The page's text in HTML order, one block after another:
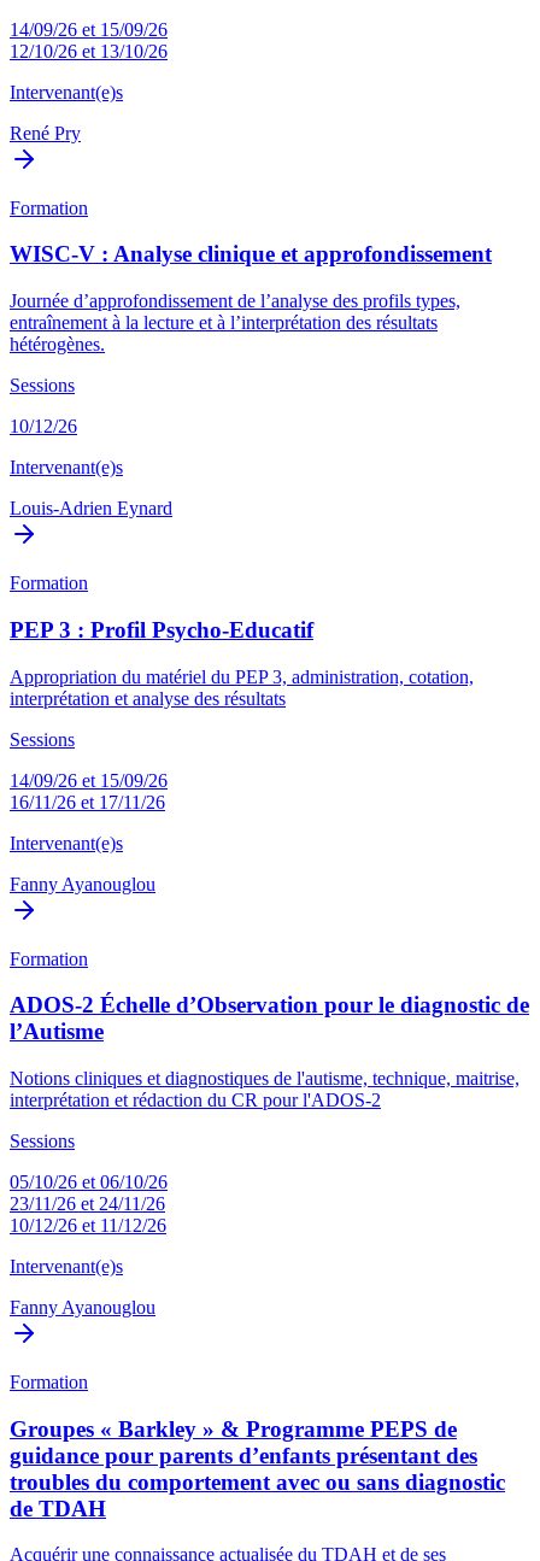
14/09/26 et 15/09/26
12/10/26 et 13/10/26
Intervenant(e)s
René Pry
Formation
WISC-V : Analyse clinique et approfondissement
Journée d’approfondissement de l’analyse des profils types,
entraînement à la lecture et à l’interprétation des résultats
hétérogènes.
Sessions
10/12/26
Intervenant(e)s
Louis-Adrien Eynard
Formation
PEP 3 : Profil Psycho-Educatif
Appropriation du matériel du PEP 3, administration, cotation,
interprétation et analyse des résultats
Sessions
14/09/26 et 15/09/26
16/11/26 et 17/11/26
Intervenant(e)s
Fanny Ayanouglou
Formation
ADOS-2 Échelle d’Observation pour le diagnostic de
l’Autisme
Notions cliniques et diagnostiques de l'autisme, technique, maitrise,
interprétation et rédaction du CR pour l'ADOS-2
Sessions
05/10/26 et 06/10/26
23/11/26 et 24/11/26
10/12/26 et 11/12/26
Intervenant(e)s
Fanny Ayanouglou
Formation
Groupes « Barkley » & Programme PEPS de
guidance pour parents d’enfants présentant des
troubles du comportement avec ou sans diagnostic
de TDAH
Acquérir une connaissance actualisée du TDAH et de ses